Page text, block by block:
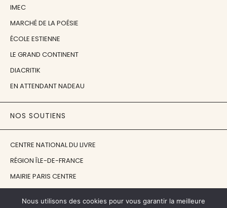
IMEC
MARCHÉ DE LA POÉSIE
ÉCOLE ESTIENNE
LE GRAND CONTINENT
DIACRITIK
EN ATTENDANT NADEAU
NOS SOUTIENS
CENTRE NATIONAL DU LIVRE
RÉGION ÎLE-DE-FRANCE
MAIRIE PARIS CENTRE
Nous utilisons des cookies pour vous garantir la meilleure